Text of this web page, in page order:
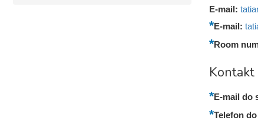
E-mail:
E-mail:
Room
E-mail do
Telefon